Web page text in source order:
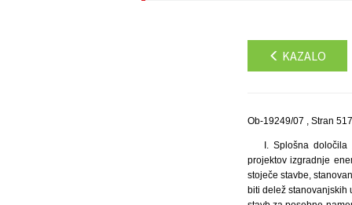
KAZALO
Ob-19249/07 , Stran
I. Splošna določila 1. Predmet javnega razpisa Predmet javnega razpisa je finančno spodbujanje oziroma sofinanciranje projektov izgradnje energetsko varčnih večstanovanjskih stavb (samo projekti novogradnje), pri čemer gre lahko za samostojno stoječe stavbe, stanovanjske bloke, stolpiče ali stolpnice. V primeru sofinanciranja rekonstrukcij stanovanjsko-poslovnih stavb mora biti delež stanovanjskih uporabnih površin večstanovanjske stavbe večji od 75%. Javni razpis ni namenjen sofinanciranju izgradnje stavb za posebne namene po določbah 4. odstavka 2. člena SZ-1. 2. Način sofinanciranja Stanovanjski sklad Republike Slovenije, javni sklad (v nadaljevanju: SSRS) na podlagi tega razpisa sofinancira izgradnjo energetsko varčnih večstanovanjskih stavb iz I. 1. tega razpisa tako, da daje ugodna dolgoročna stanovanjska posojila v višini do 50 EUR/m2 uporabne površine, kot jo v nadaljevanju opredeljuje ta poziv. 3. Upravičeni prosilci Posojila SSRS, dana na podlagi tega razpisa, se štejejo kot razpis posojil skladno s 14. členom Splošnih pogojev poslovanja Stanovanjskega sklada Republike Slovenije, javnega sklada (Ur. l. RS, št. 119/00 in 28/01). Do pridobitve posojila po tem razpisu so upravičeni: – občine (vključujoč mestne občine), njihovi proračunski skladi ustanovljeni za pridobivanje neprofitnih najemnih stanovanj, javni nepremičninski skladi in pravne osebe, vpisane v register neprofitnih stanovanjskih organizacij iz 152. člena SZ-1 in – gospodarske družbe in druge pravne osebe s